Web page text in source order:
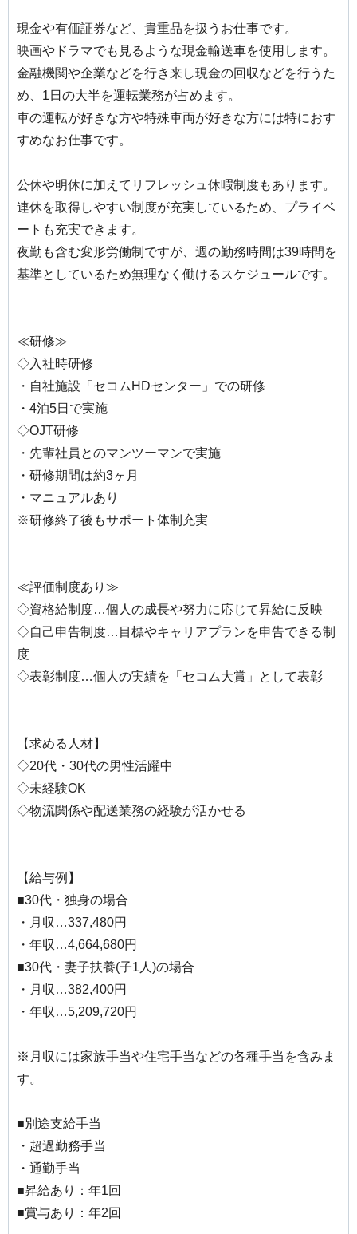
現金や有価証券など、貴重品を扱うお仕事です。
映画やドラマでも見るような現金輸送車を使用します。
金融機関や企業などを行き来し現金の回収などを行うた
め、1日の大半を運転業務が占めます。
車の運転が好きな方や特殊車両が好きな方には特におす
すめなお仕事です。
公休や明休に加えてリフレッシュ休暇制度もあります。
連休を取得しやすい制度が充実しているため、プライベ
ートも充実できます。
夜勤も含む変形労働制ですが、週の勤務時間は39時間を
基準としているため無理なく働けるスケジュールです。
≪研修≫
◇入社時研修
・自社施設「セコムHDセンター」での研修
・4泊5日で実施
◇OJT研修
・先輩社員とのマンツーマンで実施
・研修期間は約3ヶ月
・マニュアルあり
※研修終了後もサポート体制充実
≪評価制度あり≫
◇資格給制度…個人の成長や努力に応じて昇給に反映
◇自己申告制度…目標やキャリアプランを申告できる制
度
◇表彰制度…個人の実績を「セコム大賞」として表彰
【求める人材】
◇20代・30代の男性活躍中
◇未経験OK
◇物流関係や配送業務の経験が活かせる
【給与例】
■30代・独身の場合
・月収…337,480円
・年収…4,664,680円
■30代・妻子扶養(子1人)の場合
・月収…382,400円
・年収…5,209,720円
※月収には家族手当や住宅手当などの各種手当を含みま
す。
■別途支給手当
・超過勤務手当
・通勤手当
■昇給あり：年1回
■賞与あり：年2回